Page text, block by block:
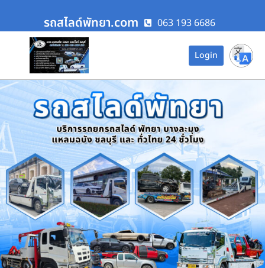
รถสไลด์พัทยา.com 063 193 6686
Login